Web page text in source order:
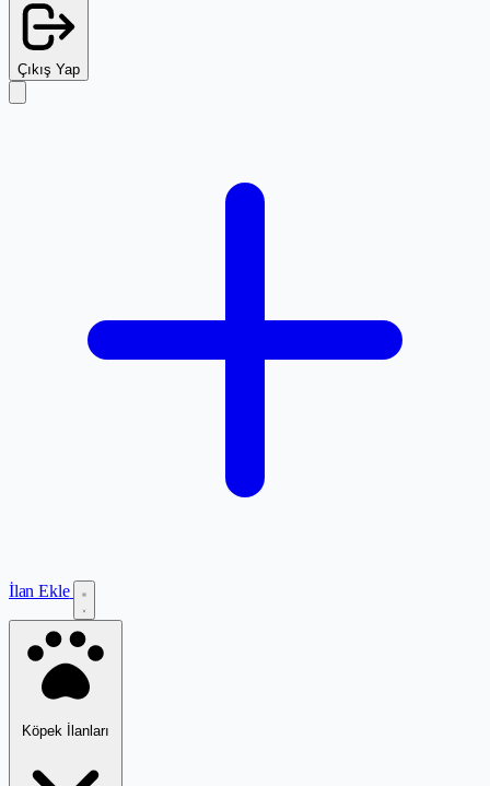
Çıkış Yap
İlan Ekle
Köpek İlanları